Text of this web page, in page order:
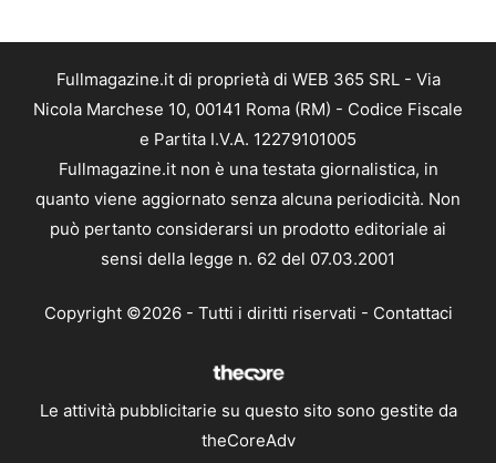
Fullmagazine.it di proprietà di WEB 365 SRL - Via
Nicola Marchese 10, 00141 Roma (RM) - Codice Fiscale
e Partita I.V.A. 12279101005
Fullmagazine.it non è una testata giornalistica, in
quanto viene aggiornato senza alcuna periodicità. Non
può pertanto considerarsi un prodotto editoriale ai
sensi della legge n. 62 del 07.03.2001
Copyright ©2026 - Tutti i diritti riservati - Contattaci
Le attività pubblicitarie su questo sito sono gestite da
theCoreAdv